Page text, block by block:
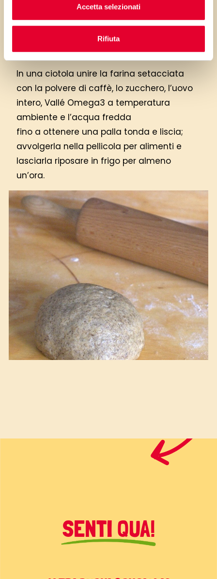
Accetta selezionati
Rifiuta
In una ciotola unire la farina setacciata
con la polvere di caffè, lo zucchero, l’uovo
intero, Vallé Omega3 a temperatura
ambiente e l’acqua fredda
fino a ottenere una palla tonda e liscia;
avvolgerla nella pellicola per alimenti e
lasciarla riposare in frigo per almeno
un’ora.
SENTI QUA!